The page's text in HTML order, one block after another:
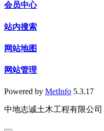
会员中心
站内搜索
网站地图
网站管理
Powered by MetInfo 5.3.17
中地志诚土木工程有限公司